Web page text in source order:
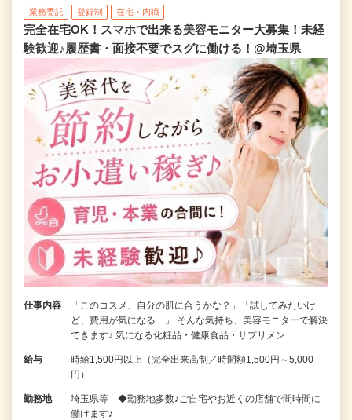
業務委託 登録制 在宅・内職
完全在宅OK！スマホで出来る美容モニター大募集！未経
験歓迎♪履歴書・面接不要でスグに働ける！@埼玉県
仕事内容
「このコスメ、自分の肌に合うかな？」「試してみたいけ
ど、費用が気になる…」 そんな気持ち、美容モニターで解決
できます♪ 気になる化粧品・健康食品・サプリメン…
給与
時給1,500円以上（完全出来高制／時間額1,500円～5,000
円）
勤務地
埼玉県等 ◆勤務地多数♪ご自宅やお近くの店舗で間時間に
働けます♪